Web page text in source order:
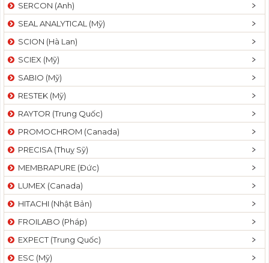
SERCON (Anh)
SEAL ANALYTICAL (Mỹ)
SCION (Hà Lan)
SCIEX (Mỹ)
SABIO (Mỹ)
RESTEK (Mỹ)
RAYTOR (Trung Quốc)
PROMOCHROM (Canada)
PRECISA (Thuỵ Sỹ)
MEMBRAPURE (Đức)
LUMEX (Canada)
HITACHI (Nhật Bản)
FROILABO (Pháp)
EXPECT (Trung Quốc)
ESC (Mỹ)